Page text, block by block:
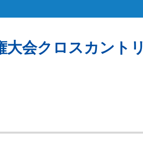
会クロスカントリ